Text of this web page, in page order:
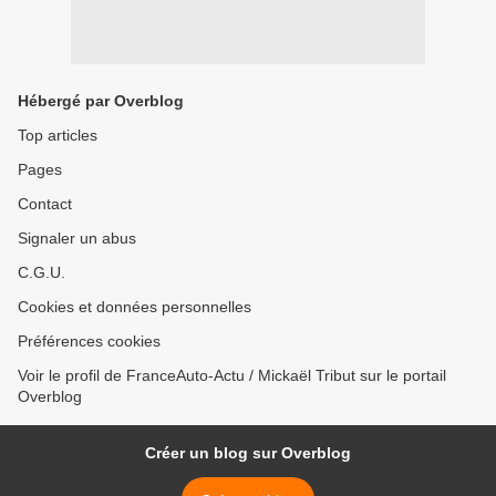
Hébergé par Overblog
Top articles
Pages
Contact
Signaler un abus
C.G.U.
Cookies et données personnelles
Préférences cookies
Voir le profil de FranceAuto-Actu / Mickaël Tribut sur le portail
Overblog
Créer un blog sur Overblog